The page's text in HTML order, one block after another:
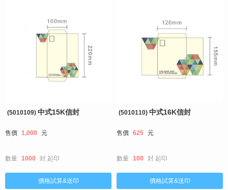
(5010109)中式15K信封
售價 1,000 元
數量 1000 封 起印
(5010110)中式16K信封
售價 625 元
數量 100 封 起印